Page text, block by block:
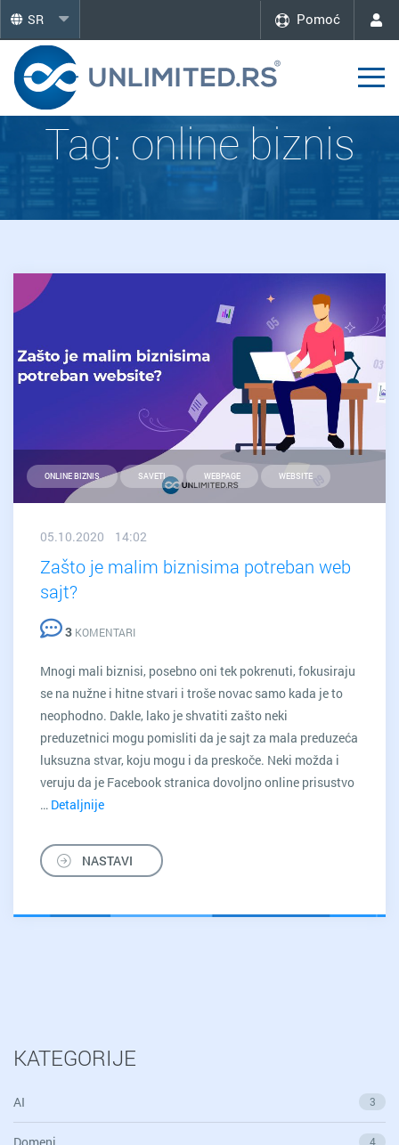
SR Pomoć
Tag: online biznis
ONLINE BIZNIS SAVETI WEBPAGE WEBSITE
05.10.2020 14:02
Zašto je malim biznisima potreban web
sajt?
3 KOMENTARI
Mnogi mali biznisi, posebno oni tek pokrenuti, fokusiraju
se na nužne i hitne stvari i troše novac samo kada je to
neophodno. Dakle, lako je shvatiti zašto neki
preduzetnici mogu pomisliti da je sajt za mala preduzeća
luksuzna stvar, koju mogu i da preskoče. Neki možda i
veruju da je Facebook stranica dovoljno online prisustvo
… Detaljnije
malim
biznisima
web
NASTAVI
KATEGORIJE
AI 3
4